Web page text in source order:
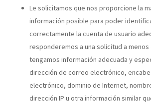
Le solicitamos que nos proporcione la
información posible para poder
correctamente la cuenta de usuario
responderemos a una solicitud a
tengamos información adecuada y
dirección de correo electrónico,
electrónico, dominio de Internet,
dirección IP u otra información similar